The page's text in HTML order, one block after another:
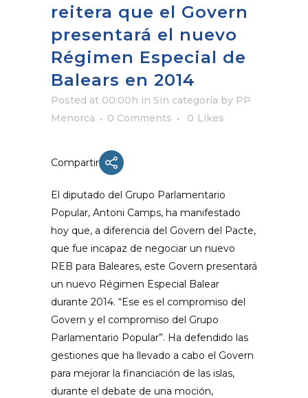
reitera que el Govern
presentará el nuevo
Régimen Especial de
Balears en 2014
Posted at 00:00h in Sin categoría by PP
Menorca
0 Comments 0 Likes
Compartir
El diputado del Grupo Parlamentario
Popular, Antoni Camps, ha manifestado
hoy que, a diferencia del Govern del Pacte,
que fue incapaz de negociar un nuevo
REB para Baleares, este Govern presentará
un nuevo Régimen Especial Balear
durante 2014. “Ese es el compromiso del
Govern y el compromiso del Grupo
Parlamentario Popular”. Ha defendido las
gestiones que ha llevado a cabo el Govern
para mejorar la financiación de las islas,
durante el debate de una moción,